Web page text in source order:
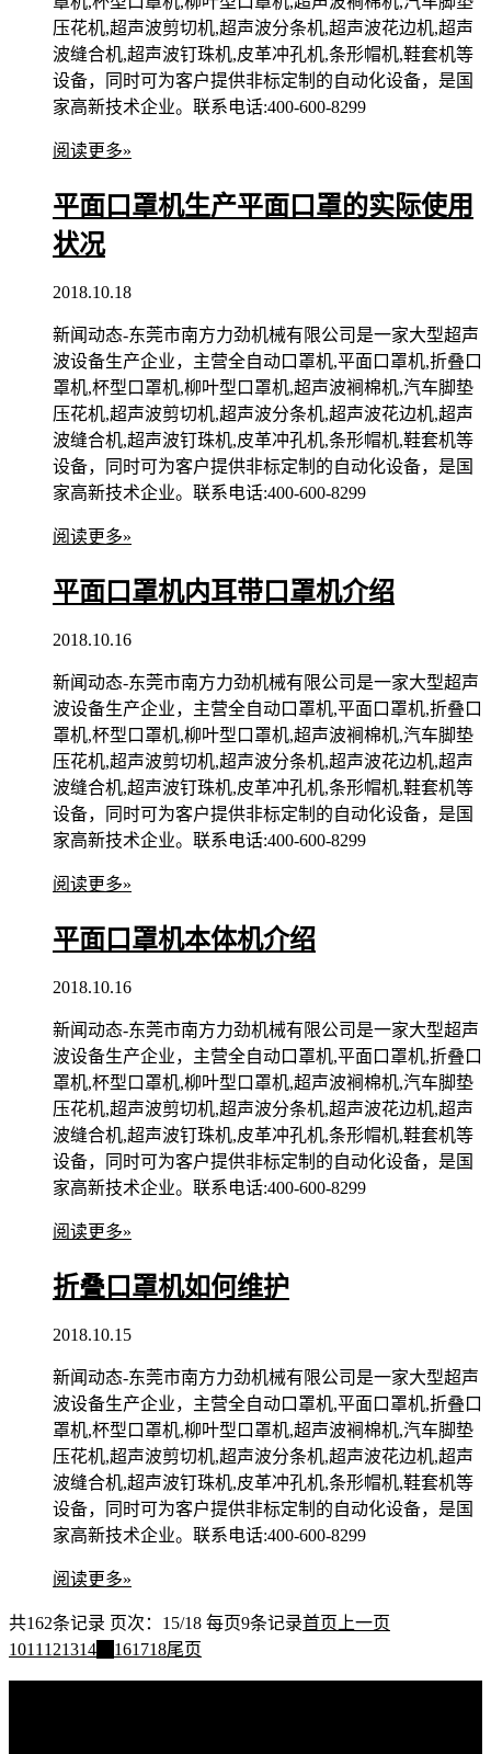
压花机,超声波剪切机,超声波分条机,超声波花边机,超声
波缝合机,超声波钉珠机,皮革冲孔机,条形帽机,鞋套机等
设备，同时可为客户提供非标定制的自动化设备，是国
家高新技术企业。联系电话:400-600-8299
阅读更多»
平面口罩机生产平面口罩的实际使用
状况
2018.10.18
新闻动态-东莞市南方力劲机械有限公司是一家大型超声
波设备生产企业，主营全自动口罩机,平面口罩机,折叠口
罩机,杯型口罩机,柳叶型口罩机,超声波裥棉机,汽车脚垫
压花机,超声波剪切机,超声波分条机,超声波花边机,超声
波缝合机,超声波钉珠机,皮革冲孔机,条形帽机,鞋套机等
设备，同时可为客户提供非标定制的自动化设备，是国
家高新技术企业。联系电话:400-600-8299
阅读更多»
平面口罩机内耳带口罩机介绍
2018.10.16
新闻动态-东莞市南方力劲机械有限公司是一家大型超声
波设备生产企业，主营全自动口罩机,平面口罩机,折叠口
罩机,杯型口罩机,柳叶型口罩机,超声波裥棉机,汽车脚垫
压花机,超声波剪切机,超声波分条机,超声波花边机,超声
波缝合机,超声波钉珠机,皮革冲孔机,条形帽机,鞋套机等
设备，同时可为客户提供非标定制的自动化设备，是国
家高新技术企业。联系电话:400-600-8299
阅读更多»
平面口罩机本体机介绍
2018.10.16
新闻动态-东莞市南方力劲机械有限公司是一家大型超声
波设备生产企业，主营全自动口罩机,平面口罩机,折叠口
罩机,杯型口罩机,柳叶型口罩机,超声波裥棉机,汽车脚垫
压花机,超声波剪切机,超声波分条机,超声波花边机,超声
波缝合机,超声波钉珠机,皮革冲孔机,条形帽机,鞋套机等
设备，同时可为客户提供非标定制的自动化设备，是国
家高新技术企业。联系电话:400-600-8299
阅读更多»
折叠口罩机如何维护
2018.10.15
新闻动态-东莞市南方力劲机械有限公司是一家大型超声
波设备生产企业，主营全自动口罩机,平面口罩机,折叠口
罩机,杯型口罩机,柳叶型口罩机,超声波裥棉机,汽车脚垫
压花机,超声波剪切机,超声波分条机,超声波花边机,超声
波缝合机,超声波钉珠机,皮革冲孔机,条形帽机,鞋套机等
设备，同时可为客户提供非标定制的自动化设备，是国
家高新技术企业。联系电话:400-600-8299
阅读更多»
共162条记录 页次：15/18 每页9条记录首页 上一页
1011 121314 161718尾页